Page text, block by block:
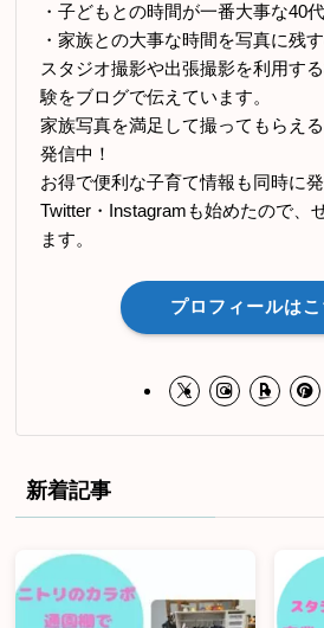
・子どもとの時間が一番大事な40
・家族との大事な時間を写真に残
スタジオ撮影や出張撮影を利用す
験をブログで伝えています。
家族写真を満足して撮ってもらえ
発信中！
お得で便利な子育て情報も同時に発
Twitter・Instagramも始めたので、
ます。
プロフィールはこ
新着記事